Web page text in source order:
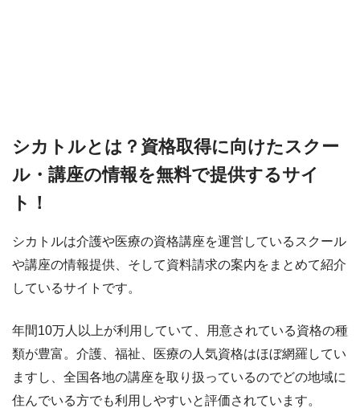
シカトルとは？資格取得に向けたスクー
ル・講座の情報を無料で提供するサイ
ト！
シカトルは介護や医療の資格講座を運営しているスクール
や講座の情報提供、そして資料請求の案内をまとめて紹介
しているサイトです。
年間10万人以上が利用していて、用意されている資格の種
類が豊富。介護、福祉、医療の人気資格はほぼ網羅してい
ますし、全国各地の講座を取り扱っているのでどの地域に
住んでいる方でも利用しやすいと評価されています。